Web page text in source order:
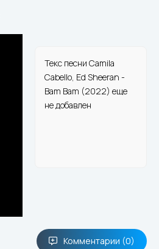
Текс песни Camila
Cabello, Ed Sheeran -
Bam Bam (2022) еще
не добавлен
Комментарии (0)